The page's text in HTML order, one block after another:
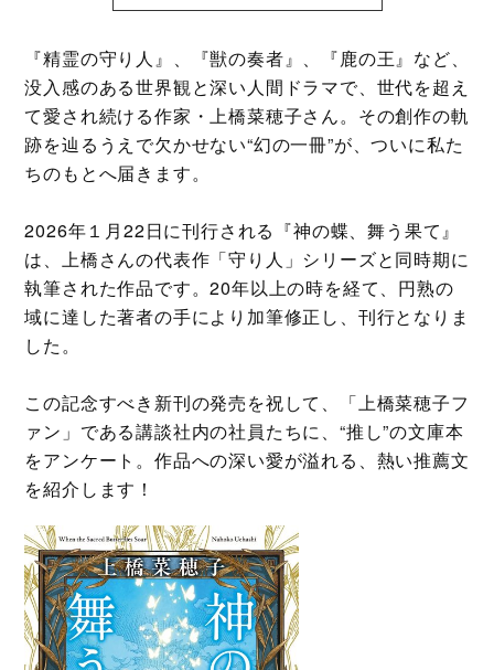
『精霊の守り人』、『獣の奏者』、『鹿の王』など、
没入感のある世界観と深い人間ドラマで、世代を超え
て愛され続ける作家・上橋菜穂子さん。その創作の軌
跡を辿るうえで欠かせない“幻の一冊”が、ついに私た
ちのもとへ届きます。
2026年１月22日に刊行される『神の蝶、舞う果て』
は、上橋さんの代表作「守り人」シリーズと同時期に
執筆された作品です。20年以上の時を経て、円熟の
域に達した著者の手により加筆修正し、刊行となりま
した。
この記念すべき新刊の発売を祝して、「上橋菜穂子フ
ァン」である講談社内の社員たちに、“推し”の文庫本
をアンケート。作品への深い愛が溢れる、熱い推薦文
を紹介します！